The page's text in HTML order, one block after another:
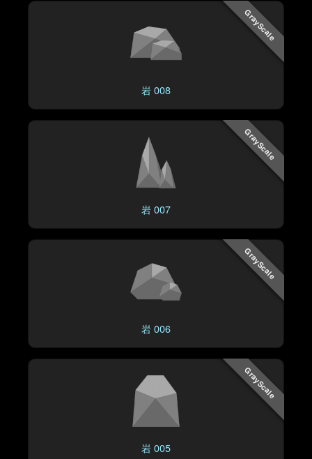
GrayScale
岩 008
GrayScale
岩 007
GrayScale
岩 006
GrayScale
岩 005